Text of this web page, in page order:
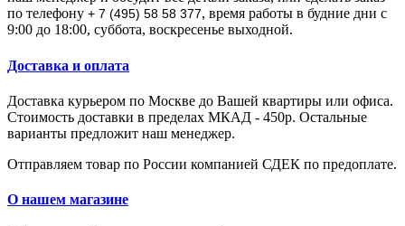
по телефону + 7 (495) 58 58 377, время работы в будние дни с
9:00 до 18:00, суббота, воскресенье выходной.
Доставка и оплата
Доставка курьером по Москве до Вашей квартиры или офиса.
Стоимость доставки в пределах МКАД - 450р. Остальные
варианты предложит наш менеджер.
Отправляем товар по России компанией СДЕК по предоплате.
О нашем магазине